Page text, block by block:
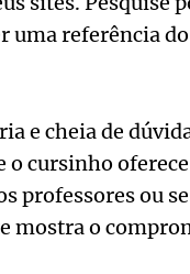
uma referência
e cheia de
o cursinho
professores ou
o